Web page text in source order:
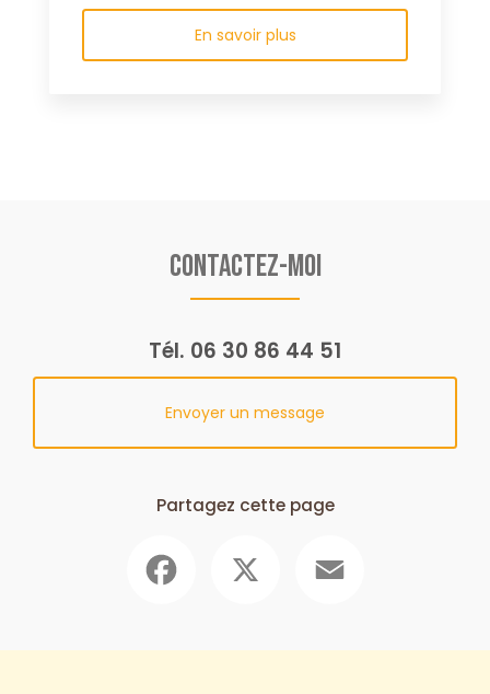
En savoir plus
Contactez-moi
Tél. 06 30 86 44 51
Envoyer un message
Partagez cette page